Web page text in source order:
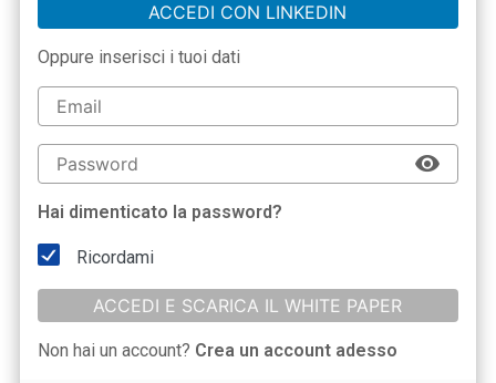
ACCEDI CON LINKEDIN
Oppure inserisci i tuoi dati
Hai dimenticato la password?
Ricordami
ACCEDI E SCARICA IL WHITE PAPER
Non hai un account? Crea un account adesso